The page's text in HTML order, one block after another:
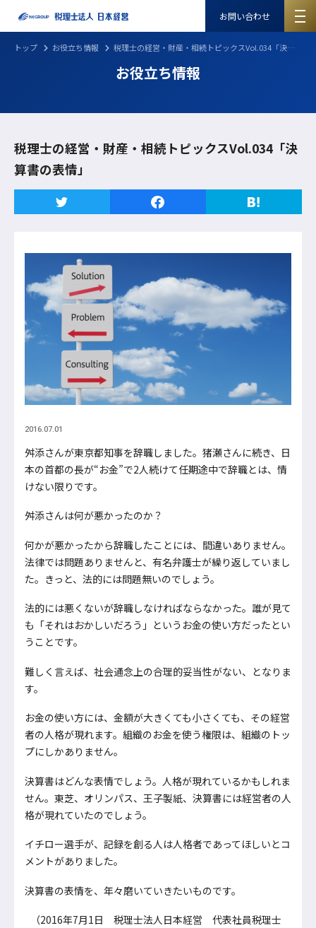
お問い合わせ
トップ お役立ち情報 税理士の経営・財産・相続トピックスVol.034「決算書の表情」
お役立ち情報
税理士の経営・財産・相続トピックスVol.034「決
算書の表情」
2016.07.01
舛添さんが東京都知事を辞職しました。猪瀬さんに続き、日
本の首都の長が“お金”で2人続けて任期途中で辞職とは、情
けない限りです。
舛添さんは何が悪かったのか？
何かが悪かったから辞職したことには、間違いありません。
法律では問題ありませんと、有名弁護士が繰り返していまし
た。きっと、法的には問題無いのでしょう。
法的には悪くないが辞職しなければならなかった。誰が見て
も「それはおかしいだろう」というお金の使い方だったとい
うことです。
難しく言えば、社会通念上の合理的妥当性がない、となりま
す。
お金の使い方には、金額が大きくても小さくても、その経営
者の人格が現れます。組織のお金を使う権限は、組織のトッ
プにしかありません。
決算書はどんな表情でしょう。人格が現れているかもしれま
せん。東芝、オリンパス、王子製紙、決算書には経営者の人
格が現れていたのでしょう。
イチロー選手が、記録を創る人は人格者であってほしいとコ
メントがありました。
決算書の表情を、年々磨いていきたいものです。
（2016年7月1日 税理士法人日本経営 代表社員税理士